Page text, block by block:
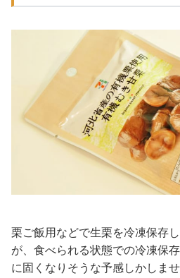
栗ご飯用などで生栗を冷凍保存
が、食べられる状態での冷凍保
に固くなりそうな予感しかしませ